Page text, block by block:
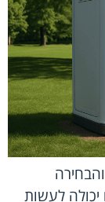
יכולה לעשות